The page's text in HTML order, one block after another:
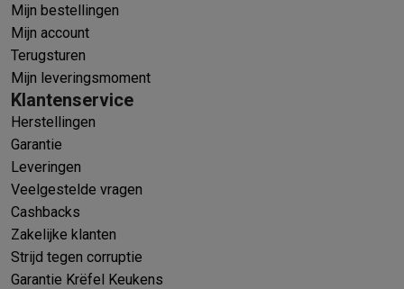
Mijn bestellingen
Mijn account
Terugsturen
Mijn leveringsmoment
Klantenservice
Herstellingen
Garantie
Leveringen
Veelgestelde vragen
Cashbacks
Zakelijke klanten
Strijd tegen corruptie
Garantie Krëfel Keukens